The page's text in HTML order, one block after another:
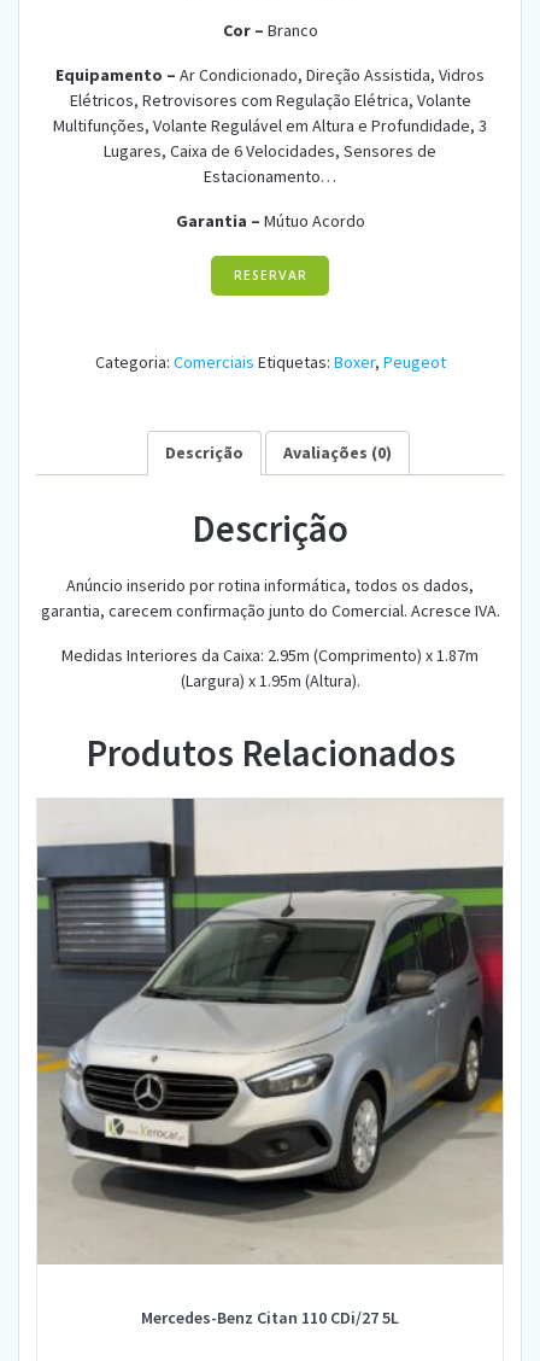
Cor – Branco
Equipamento – Ar Condicionado, Direção Assistida, Vidros
Elétricos, Retrovisores com Regulação Elétrica, Volante
Multifunções, Volante Regulável em Altura e Profundidade, 3
Lugares, Caixa de 6 Velocidades, Sensores de
Estacionamento…
Garantia – Mútuo Acordo
RESERVAR
Categoria: Comerciais Etiquetas: Boxer, Peugeot
Descrição Avaliações (0)
Descrição
Anúncio inserido por rotina informática, todos os dados,
garantia, carecem confirmação junto do Comercial. Acresce IVA.
Medidas Interiores da Caixa: 2.95m (Comprimento) x 1.87m
(Largura) x 1.95m (Altura).
Produtos Relacionados
Mercedes-Benz Citan 110 CDi/27 5L